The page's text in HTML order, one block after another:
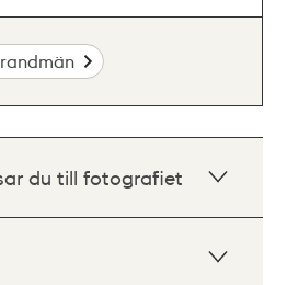
du till fotografiet